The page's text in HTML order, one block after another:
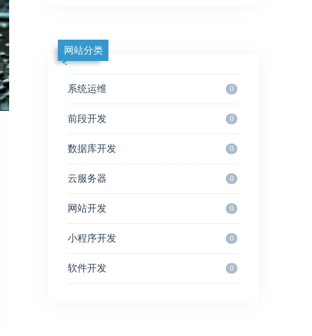
网站分类
系统运维 0
前段开发 0
数据库开发 0
云服务器 0
网站开发 0
小程序开发 0
软件开发 0